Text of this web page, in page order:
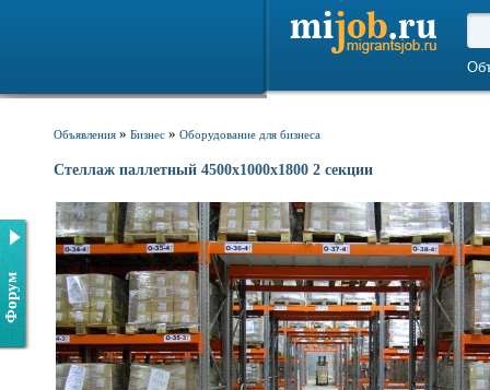
Форум
Объявления » Бизнес » Оборудование для бизнеса
Стеллаж паллетный 4500х1000х1800 2 секции